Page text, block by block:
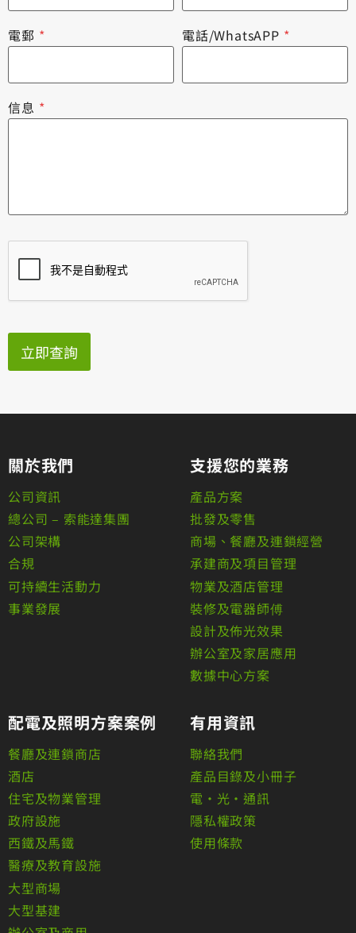
電郵 * 電話/WhatsAPP *
信息 *
立即查詢
關於我們
公司資訊
總公司 – 索能達集團
公司架構
合規
可持續生活動力
事業發展
支援您的業務
產品方案
批發及零售
商場、餐廳及連鎖經營
承建商及項目管理
物業及酒店管理
裝修及電器師傅
設計及佈光效果
辦公室及家居應用
數據中心方案
配電及照明方案案例
餐廳及連鎖商店
酒店
住宅及物業管理
政府設施
西鐵及馬鐵
醫療及教育設施
大型商場
大型基建
有用資訊
聯絡我們
產品目錄及小冊子
電•光•通訊
隱私權政策
使用條款